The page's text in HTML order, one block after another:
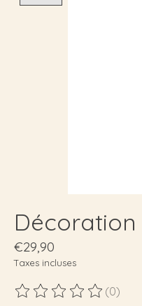
€29,90
Taxes incluses
Ce produit est évalué à
(0)